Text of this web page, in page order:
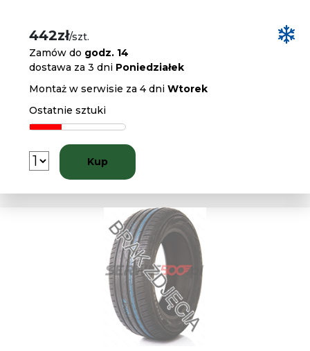
442zł/szt.
Zamów do godz. 14
dostawa za 3 dni Poniedziałek
Montaż w serwisie za 4 dniWtorek
Ostatnie sztuki
Kup